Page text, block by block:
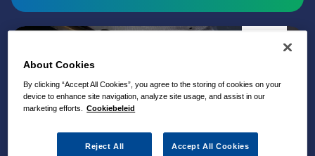
About Cookies
By clicking “Accept All Cookies”, you agree to the storing of cookies on your
device to enhance site navigation, analyze site usage, and assist in our
marketing efforts. Cookiebeleid
Reject All Accept All Cookies